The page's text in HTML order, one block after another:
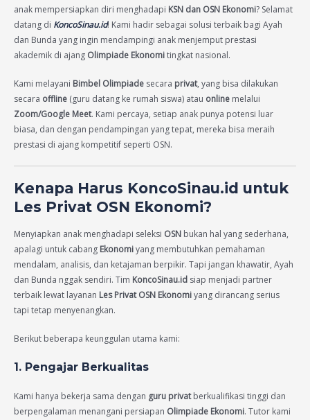
anak mempersiapkan diri menghadapi KSN dan OSN Ekonomi? Selamat
datang di KoncoSinau.id! Kami hadir sebagai solusi terbaik bagi Ayah
dan Bunda yang ingin mendampingi anak menjemput prestasi
akademik di ajang Olimpiade Ekonomitingkat nasional.
Kami melayani Bimbel Olimpiade secara privat, yang bisa dilakukan
secara offline (guru datang ke rumah siswa) atau online melalui
Zoom/Google Meet. Kami percaya, setiap anak punya potensi luar
biasa, dan dengan pendampingan yang tepat, mereka bisa meraih
prestasi di ajang kompetitif seperti OSN.
Kenapa Harus KoncoSinau.id untuk
Les Privat OSN Ekonomi?
Menyiapkan anak menghadapi seleksi OSN bukan hal yang sederhana,
apalagi untuk cabang Ekonomiyang membutuhkan pemahaman
mendalam, analisis, dan ketajaman berpikir. Tapi jangan khawatir, Ayah
dan Bunda nggak sendiri. Tim KoncoSinau.id siap menjadi partner
terbaik lewat layanan Les Privat OSN Ekonomiyang dirancang serius
tapi tetap menyenangkan.
Berikut beberapa keunggulan utama kami:
1. Pengajar Berkualitas
Kami hanya bekerja sama dengan guru privatberkualifikasi tinggi dan
berpengalaman menangani persiapan Olimpiade Ekonomi. Tutor kami